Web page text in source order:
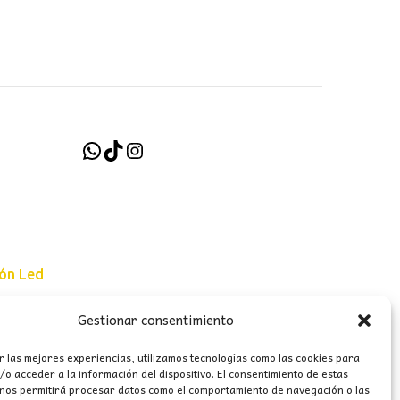
Gestionar consentimiento
las mejores experiencias, utilizamos tecnologías como las cookies para
acceder a la información del dispositivo. El consentimiento de estas
permitirá procesar datos como el comportamiento de navegación o las
Led
WhatsApp
TikTokInstagram